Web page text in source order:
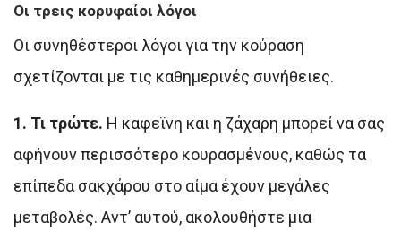
Οι τρεις κορυφαίοι λόγοι
Οι συνηθέστεροι λόγοι για την κούραση
σχετίζονται με τις καθημερινές συνήθειες.
1. Τι τρώτε. Η καφεϊνη και η ζάχαρη μπορεί να σας
αφήνουν περισσότερο κουρασμένους, καθώς τα
επίπεδα σακχάρου στο αίμα έχουν μεγάλες
μεταβολές. Αντ’ αυτού, ακολουθήστε μια